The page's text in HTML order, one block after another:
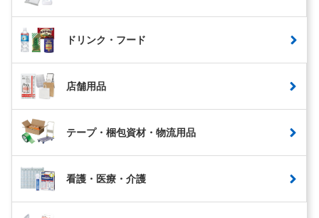
ドリンク・フード
店舗用品
テープ・梱包資材・物流用品
看護・医療・介護